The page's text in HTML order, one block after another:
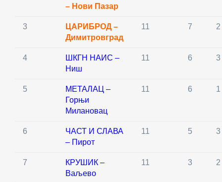
– Нови Пазар
3
ЦАРИБРОД –
Димитровград
11 7 2
4
ШКГН НАИС –
Ниш
11 6 3
5
МЕТАЛАЦ –
Горњи
Милановац
11 6 1
6
ЧАСТ И СЛАВА
– Пирот
11 5 3
7
КРУШИК –
Ваљево
11 3 2